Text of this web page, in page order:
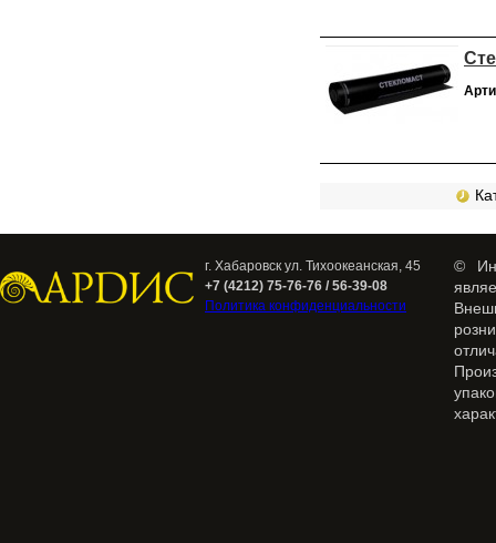
г. Хабаровск ул. Тихоокеанская, 45
+7 (4212) 75-76-76 / 56-39-08
Политика конфиденциальности
©